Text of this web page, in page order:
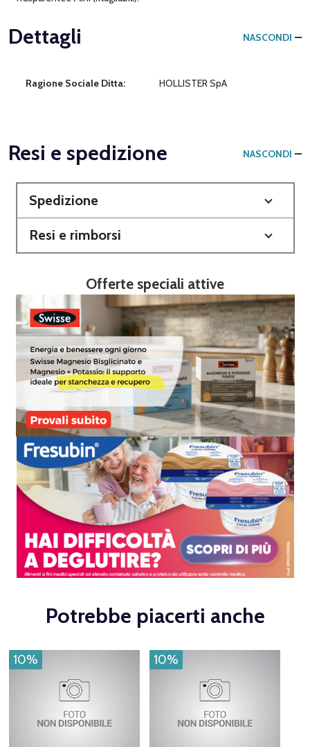
Dettagli NASCONDI
Ragione Sociale Ditta: HOLLISTER SpA
Resi e spedizione NASCONDI
Spedizione
Resi e rimborsi
Offerte speciali attive
Potrebbe piacerti anche
10% 10%